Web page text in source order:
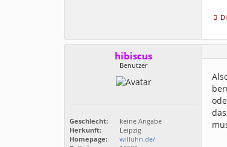
hibiscus
Benutzer
Geschlecht:
keine Angabe
Herkunft:
Leipzig
Homepage:
willuhn.de/